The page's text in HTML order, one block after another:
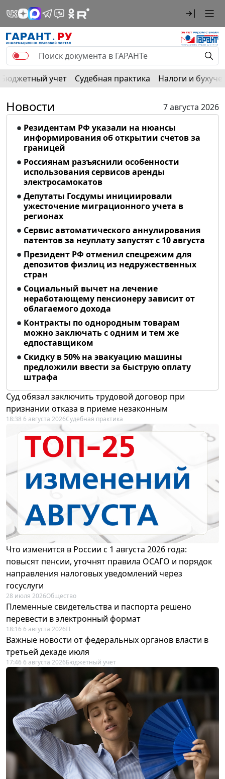
Бюджетный учет Судебная практика Налоги и
Новости
7 августа 2026
Резидентам РФ указали на нюансы
информирования об открытии счетов за
границей
Россиянам разъяснили особенности
использования сервисов аренды
электросамокатов
Депутаты Госдумы инициировали
ужесточение миграционного учета в
регионах
Сервис автоматического аннулирования
патентов за неуплату запустят с 10 августа
Президент РФ отменил спецрежим для
депозитов физлиц из недружественных
стран
Социальный вычет на лечение
неработающему пенсионеру зависит от
облагаемого дохода
Контракты по однородным товарам
можно заключать с одним и тем же
едпоставщиком
Скидку в 50% на эвакуацию машины
предложили ввести за быструю оплату
штрафа
Суд обязал заключить трудовой договор при
признании отказа в приеме незаконным
18:38 6 августа 2026Судебная практика
Что изменится в России с 1 августа 2026 года:
повысят пенсии, уточнят правила ОСАГО и порядок
направления налоговых уведомлений через
госуслуги
28 июля 2026Общество
Племенные свидетельства и паспорта решено
перевести в электронный формат
18:16 6 августа 2026IT
Важные новости от федеральных органов власти в
третьей декаде июля
17:46 6 августа 2026Бюджетный учет